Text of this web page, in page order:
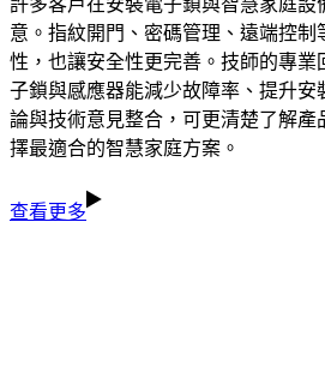
意。指紋開門、密碼管理、遠端控制
性，也讓安全性更完善。技師的專業
子鎖與感應器能減少故障率、提升安
論與技術意見整合，可更清楚了解產
擇最適合的智慧家庭方案。
查看更多